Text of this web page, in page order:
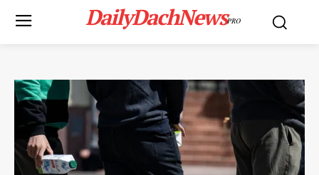
DailyDachNewsPRO